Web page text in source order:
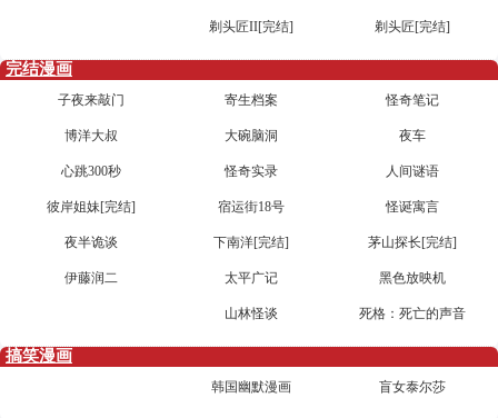
剃头匠[完结]
剃头匠II[完结]
完结漫画
怪奇笔记
寄生档案
子夜来敲门
夜车
大碗脑洞
博洋大叔
人间谜语
怪奇实录
心跳300秒
怪诞寓言
宿运街18号
彼岸姐妹[完结]
茅山探长[完结]
下南洋[完结]
夜半诡谈
黑色放映机
太平广记
伊藤润二
死格：死亡的声音
山林怪谈
搞笑漫画
盲女泰尔莎
韩国幽默漫画